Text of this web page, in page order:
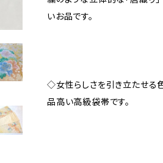
いお品です。
◇女性らしさを引き立たせる
品高い高級袋帯です。